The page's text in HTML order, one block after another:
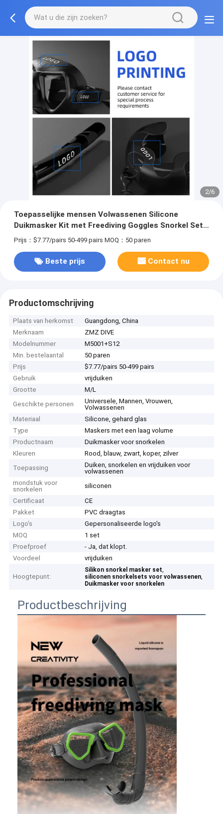
2/6
Toepasselijke mensen Volwassenen Silicone
Duikmasker Kit met Freediving Goggles Snorkel Set
Snorkel Mask Set
Prijs：$7.77/pairs 50-499 pairs MOQ：50 paren
Beste prijs Contact nu
Productomschrijving
Plaats van herkomst
Guangdong, China
Merknaam
ZMZ DIVE
Modelnummer
M5001+S12
Min. bestelaantal
50 paren
Prijs
$7.77/pairs 50-499 pairs
Gebruik
vrijduiken
Grootte
M/L
Geschikte personen
Universele, Mannen, Vrouwen,
Volwassenen
Materiaal
Silicone, gehard glas
Type
Maskers met een laag volume
Productnaam
Duikmasker voor snorkelen
Kleuren
Rood, blauw, zwart, koper, zilver
Toepassing
Duiken, snorkelen en vrijduiken voor
volwassenen
mondstuk voor
snorkelen
siliconen
Certificaat
CE
Pakket
PVC draagtas
Logo's
Gepersonaliseerde logo's
MOQ
1 set
Proefproef
- Ja, dat klopt.
Voordeel
vrijduiken
Hoogtepunt:
Silikon snorkel masker set,
siliconen snorkelsets voor volwassenen,
Duikmasker voor snorkelen
Productbeschrijving